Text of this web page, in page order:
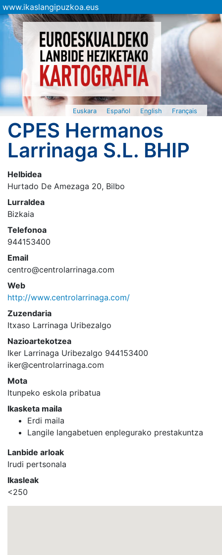
www.ikaslangipuzkoa.eus
Euskara Español English Français
CPES Hermanos
Larrinaga S.L. BHIP
Helbidea
Hurtado De Amezaga 20, Bilbo
Lurraldea
Bizkaia
Telefonoa
944153400
Email
centro@centrolarrinaga.com
Web
http://www.centrolarrinaga.com/
Zuzendaria
Itxaso Larrinaga Uribezalgo
Nazioartekotzea
Iker Larrinaga Uribezalgo 944153400
iker@centrolarrinaga.com
Mota
Itunpeko eskola pribatua
Ikasketa maila
Erdi maila
Langile langabetuen enplegurako prestakuntza
Lanbide arloak
Irudi pertsonala
Ikasleak
<250